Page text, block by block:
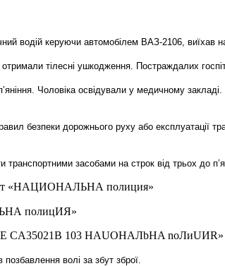
водій керуючи автомобілем ВАЗ-2106, виїхав
тілесні ушкодження. Постраждалих
Чоловіка освідували у медичному
безпеки дорожнього руху або експлуатації
засобами на строк від трьох до
волі за збут зброї.